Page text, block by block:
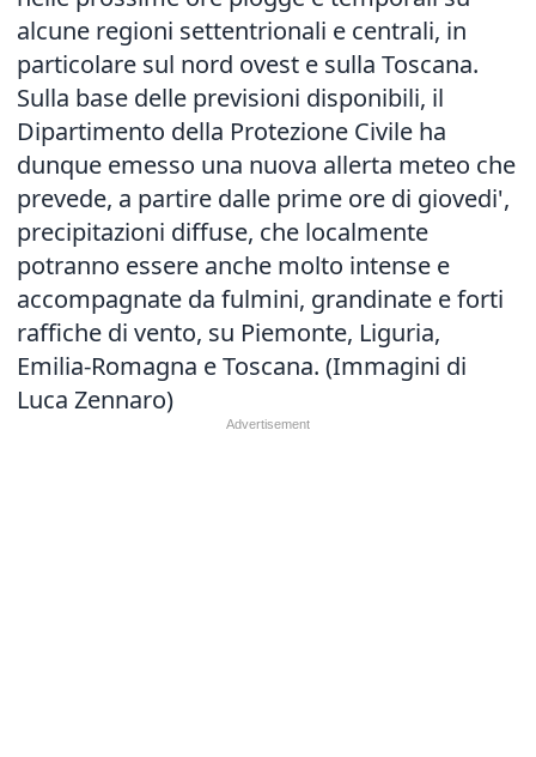
alcune regioni settentrionali e centrali, in
particolare sul nord ovest e sulla Toscana.
Sulla base delle previsioni disponibili, il
Dipartimento della Protezione Civile ha
dunque emesso una nuova allerta meteo che
prevede, a partire dalle prime ore di giovedi',
precipitazioni diffuse, che localmente
potranno essere anche molto intense e
accompagnate da fulmini, grandinate e forti
raffiche di vento, su Piemonte, Liguria,
Emilia-Romagna e Toscana. (Immagini di
Luca Zennaro)